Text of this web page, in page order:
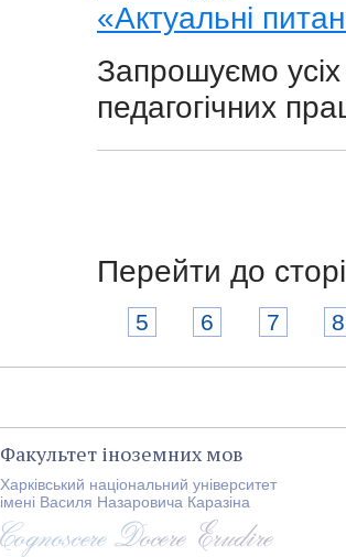
«Актуальні
Запрошуємо
педагогічних
Перейти до
5 6 7 8
Факультет іноземних мов
Харківський національний університет
імені Василя Назаровича Каразіна